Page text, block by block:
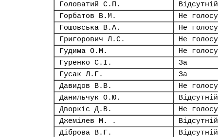
Головатий С.П.
Відсутній
Горбатов В.М.
Не
Гошовська В.А.
Не
Григорович Л.С.
Не
Гудима О.М.
Не
Гуренко С.І.
За
Гусак Л.Г.
За
Давидов В.В.
Не
Данильчук О.Ю.
Відсутній
Дворкіс Д.В.
Не
Джемілев М. .
Відсутній
Діброва В.Г.
Відсутній